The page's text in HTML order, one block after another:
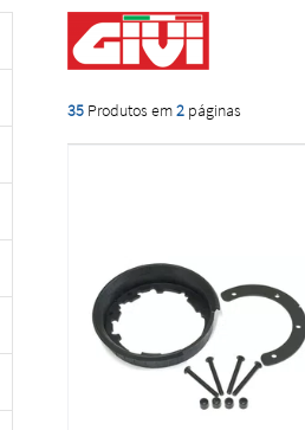
35 Produtos em2 páginas